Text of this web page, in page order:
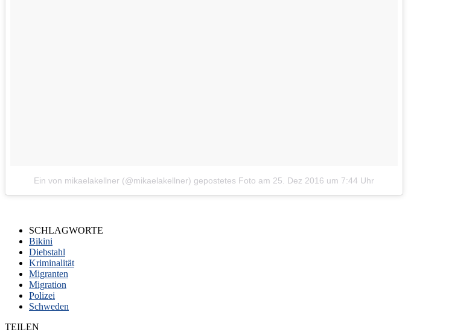
Ein von mikaelakellner (@mikaelakellner) gepostetes Foto am 25. Dez 2016 um 7:44 Uhr
SCHLAGWORTE
Bikini
Diebstahl
Kriminalität
Migranten
Migration
Polizei
Schweden
TEILEN